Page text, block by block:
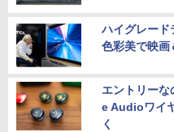
ハイグレー
色彩美で映画
エントリー
e Audioワイ
く